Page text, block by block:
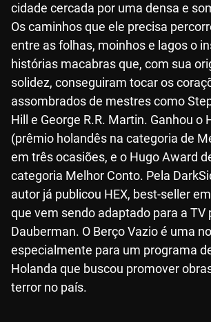
cidade cercada por uma densa e
Os caminhos que ele precisa
entre as folhas, moinhos e lagos o
histórias macabras que, com sua
solidez, conseguiram tocar os
assombrados de mestres como
Hill e George R.R. Martin. Ganhou o
(prêmio holandês na categoria de
em três ocasiões, e o Hugo Award
categoria Melhor Conto. Pela
autor já publicou HEX, best-seller
que vem sendo adaptado para a TV
Dauberman. O Berço Vazio é uma
especialmente para um programa
Holanda que buscou promover
terror no país.